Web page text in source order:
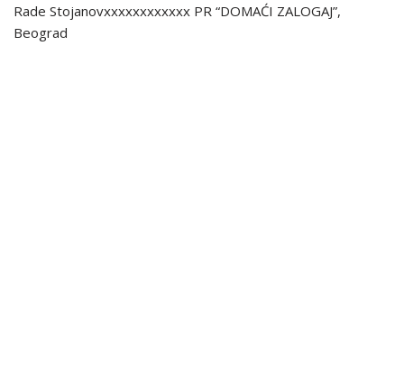
Rade Stojanovxxxxxxxxxxxx PR “DOMAĆI ZALOGAJ”,
Beograd